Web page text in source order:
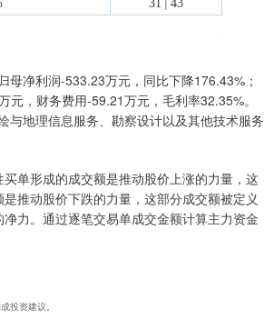
净利润-533.23万元，同比下降176.43%；
，财务费用-59.21万元，毛利率32.35%。
地理信息服务、勘察设计以及其他技术服务
单形成的成交额是推动股价上涨的力量，这
推动股价下跌的力量，这部分成交额被定义
力。通过逐笔交易单成交金额计算主力资金
投资建议。